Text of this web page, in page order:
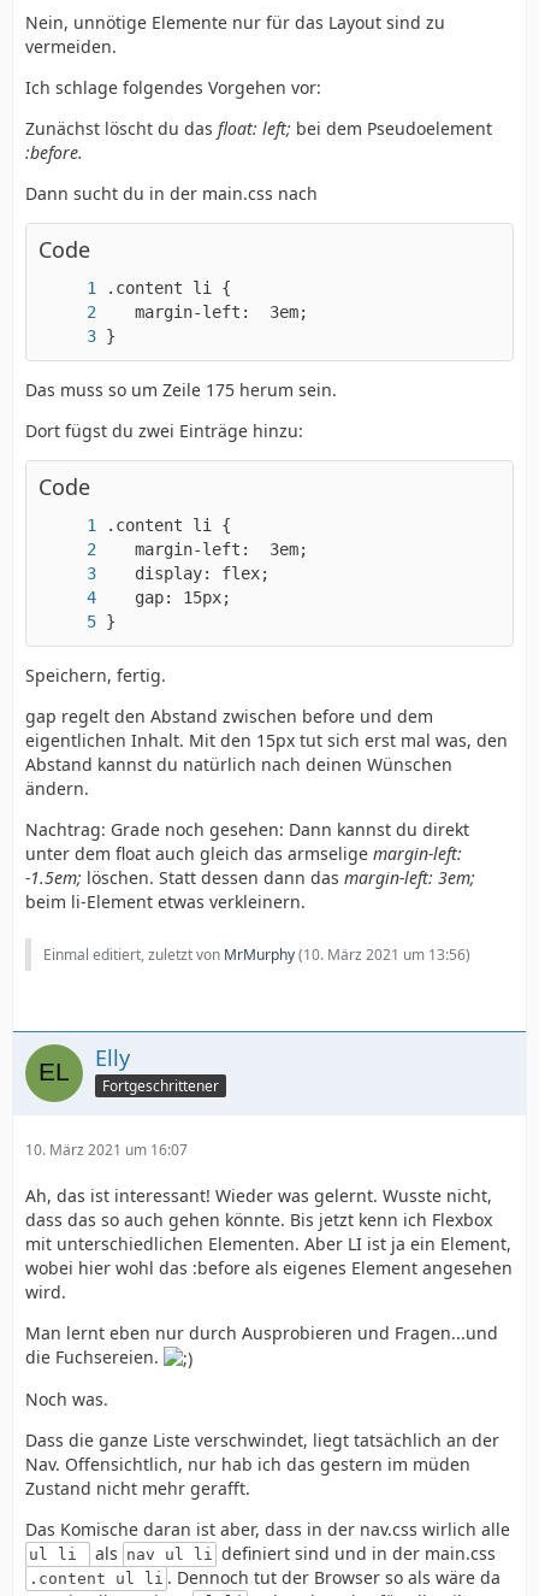
Nein, unnötige Elemente nur für das Layout sind zu
vermeiden.
Ich schlage folgendes Vorgehen vor:
Zunächst löscht du das float: left; bei dem Pseudoelement
:before.
Dann sucht du in der main.css nach
Code
}
Das muss so um Zeile 175 herum sein.
Dort fügst du zwei Einträge hinzu:
Code
}
Speichern, fertig.
gap regelt den Abstand zwischen before und dem
eigentlichen Inhalt. Mit den 15px tut sich erst mal was, den
Abstand kannst du natürlich nach deinen Wünschen
ändern.
Nachtrag: Grade noch gesehen: Dann kannst du direkt
unter dem float auch gleich das armselige margin-left:
-1.5em; löschen. Statt dessen dann das margin-left: 3em;
beim li-Element etwas verkleinern.
Einmal editiert, zuletzt von MrMurphy(10. März 2021 um 13:56)
Elly
Fortgeschrittener
10. März 2021 um 16:07
Ah, das ist interessant! Wieder was gelernt. Wusste nicht,
dass das so auch gehen könnte. Bis jetzt kenn ich Flexbox
mit unterschiedlichen Elementen. Aber LI ist ja ein Element,
wobei hier wohl das :before als eigenes Element angesehen
wird.
Man lernt eben nur durch Ausprobieren und Fragen...und
die Fuchsereien.
Noch was.
Dass die ganze Liste verschwindet, liegt tatsächlich an der
Nav. Offensichtlich, nur hab ich das gestern im müden
Zustand nicht mehr gerafft.
Das Komische daran ist aber, dass in der nav.css wirlich alle
ul li als nav ul li definiert sind und in der main.css
.content ul li . Dennoch tut der Browser so als wäre da